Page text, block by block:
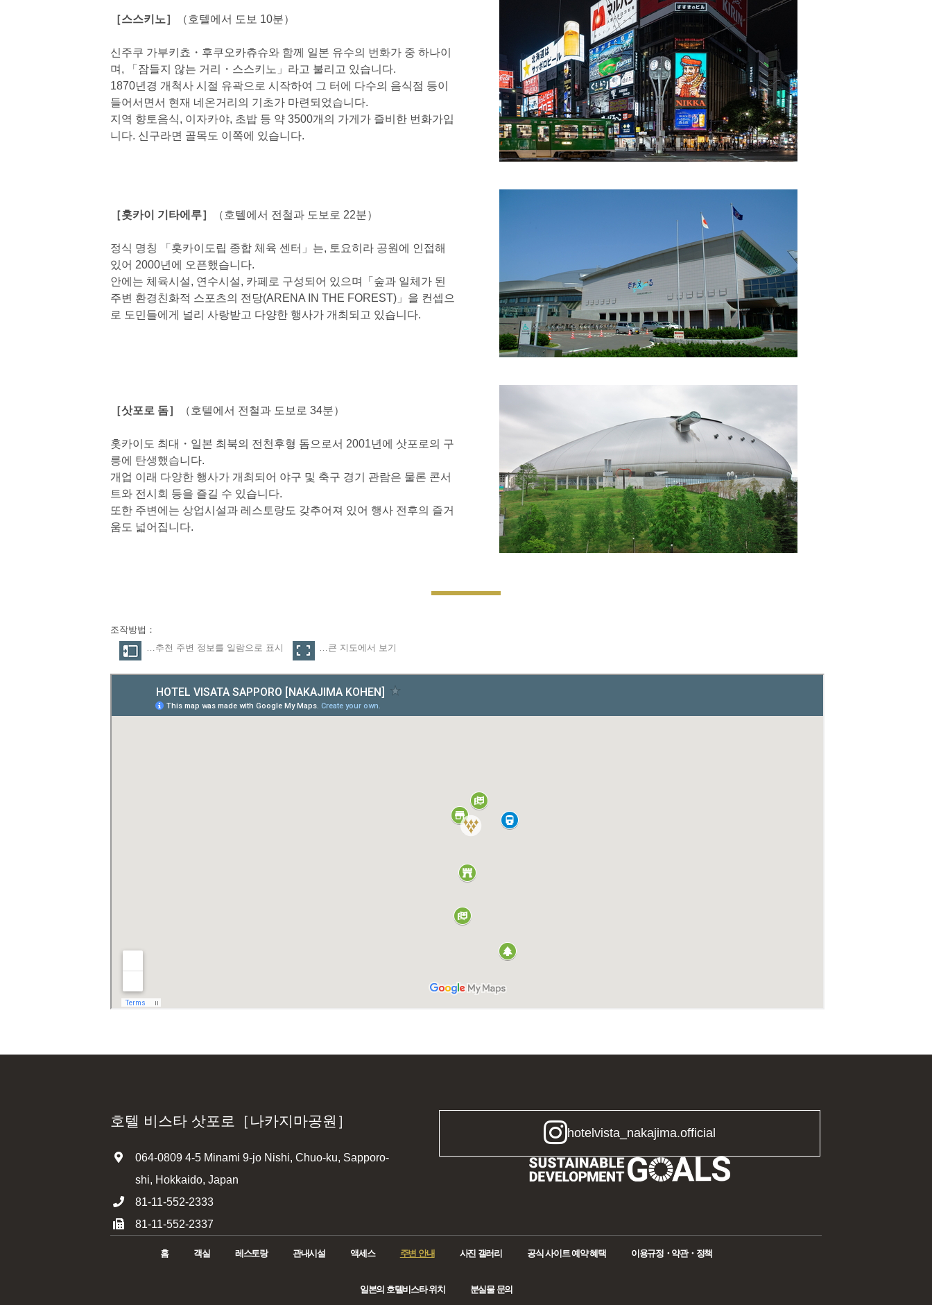
［스스키노］ （호텔에서 도보 10분）
신주쿠 가부키쵸・후쿠오카츄슈와 함께 일본 유수의 번화가 중 하나이
며, 「잠들지 않는 거리・스스키노」라고 불리고 있습니다.
1870년경 개척사 시절 유곽으로 시작하여 그 터에 다수의 음식점 등이
들어서면서 현재 네온거리의 기초가 마련되었습니다.
지역 향토음식, 이자카야, 초밥 등 약 3500개의 가게가 즐비한 번화가입
니다. 신구라면 골목도 이쪽에 있습니다.
［홋카이 기타에루］ （호텔에서 전철과 도보로 22분）
정식 명칭 「홋카이도립 종합 체육 센터」는, 토요히라 공원에 인접해
있어 2000년에 오픈했습니다.
안에는 체육시설, 연수시설, 카페로 구성되어 있으며「숲과 일체가 된
주변 환경친화적 스포츠의 전당(ARENA IN THE FOREST)」을 컨셉으
로 도민들에게 널리 사랑받고 다양한 행사가 개최되고 있습니다.
［삿포로 돔］ （호텔에서 전철과 도보로 34분）
홋카이도 최대・일본 최북의 전천후형 돔으로서 2001년에 삿포로의 구
릉에 탄생했습니다.
개업 이래 다양한 행사가 개최되어 야구 및 축구 경기 관람은 물론 콘서
트와 전시회 등을 즐길 수 있습니다.
또한 주변에는 상업시설과 레스토랑도 갖추어져 있어 행사 전후의 즐거
움도 넓어집니다.
조작방법：
…추천 주변 정보를 일람으로 표시
…큰 지도에서 보기
호텔 비스타 삿포로［나카지마공원］
064-0809 4-5 Minami 9-jo Nishi, Chuo-ku, Sapporo-
shi, Hokkaido, Japan
81-11-552-2333
81-11-552-2337
hotelvista_nakajima.official
홈 객실 레스토랑 관내시설 액세스 주변 안내 사진 갤러리 공식 사이트 예약 혜택 이용규정・약관・정책
일본의 호텔비스타 위치 분실물 문의